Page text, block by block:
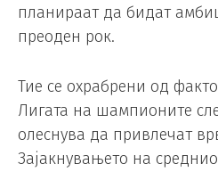
планираат да бидат
преоден рок.
Тие се охрабрени од
Лигата на шампионите
олеснува да привлечат
Зајакнувањето на